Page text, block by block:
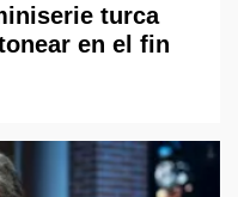
turca
en el fin